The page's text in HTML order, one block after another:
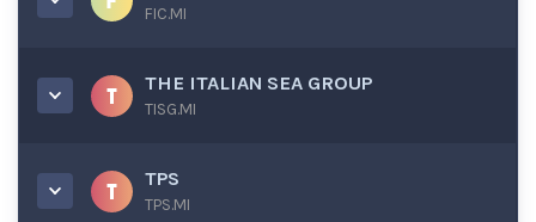
FIC.MI
THE ITALIAN SEA GROUP
TISG.MI
TPS
TPS.MI